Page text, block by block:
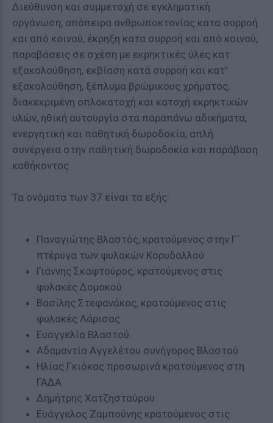
Διεύθυνση και συμμετοχή σε εγκληματική
οργάνωση, απόπειρα ανθρωποκτονίας κατα συρροή
και από κοινού, έκρηξη κατα συρροή και από κοινού,
παραβάσεις σε σχέση με εκρηκτικές ύλες κατ
εξακολούθηση, εκβίαση κατά συρροή και κατ'
εξακολούθηση, ξέπλυμα βρώμικους χρήματος,
διακεκριμένη οπλοκατοχή και κατοχή εκρηκτικών
υλών, ηθική αυτουργία στα παραπάνω αδικήματα,
ενεργητική και παθητική δωροδοκία, απλή
συνέργεια στην παθητική δωροδοκία και παράβαση
καθήκοντος
Τα ονόματα των 37 είναι τα εξής:
Παναγιώτης Βλαστός, κρατούμενος στην Γ΄
πτέρυγα των φυλακών Κορυδαλλού
Γιάννης Σκαφτούρος, κρατούμενος στις
φυλακές Δομοκού
Βασίλης Στεφανάκος, κρατούμενος στις
φυλακές Λάρισας
Ευαγγελία Βλαστού
Αδαμαντία Αγγελέτου συνήγορος Βλαστού
Ηλίας Γκιόκας προσωρινά κρατούμενος στη
ΓΑΔΑ
Δημήτρης Χατζησταύρου
Ευάγγελος Ζαμπούνης κρατούμενος στις